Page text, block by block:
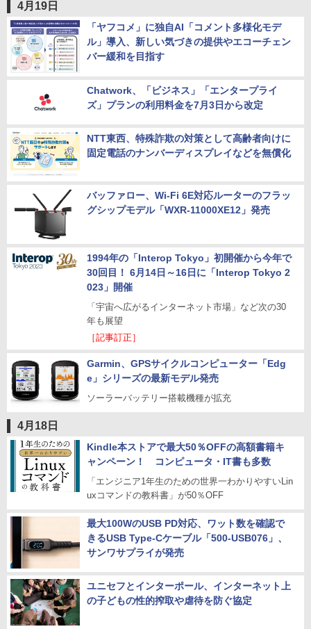
4月19日
「ヤフコメ」に独自AI「コメント多様化モデ
ル」導入、新しい気づきの提供やエコーチェン
バー緩和を目指す
Chatwork、「ビジネス」「エンタープライ
ズ」プランの利用料金を7月3日から改定
NTT東西、特殊詐欺の対策として高齢者向けに
固定電話のナンバーディスプレイなどを無償化
バッファロー、Wi-Fi 6E対応ルーターのフラッ
グシップモデル「WXR-11000XE12」発売
1994年の「Interop Tokyo」初開催から今年で
30回目！ 6月14日～16日に「Interop Tokyo 2
023」開催
「宇宙へ広がるインターネット市場」など次の30
年も展望
［記事訂正］
Garmin、GPSサイクルコンピューター「Edg
e」シリーズの最新モデル発売
ソーラーバッテリー搭載機種が拡充
4月18日
Kindle本ストアで最大50％OFFの高額書籍キ
ャンペーン！ コンピュータ・IT書も多数
「エンジニア1年生のための世界一わかりやすいLin
uxコマンドの教科書」が50％OFF
最大100WのUSB PD対応、ワット数を確認で
きるUSB Type-Cケーブル「500-USB076」、
サンワサプライが発売
ユニセフとインターポール、インターネット上
の子どもの性的搾取や虐待を防ぐ協定